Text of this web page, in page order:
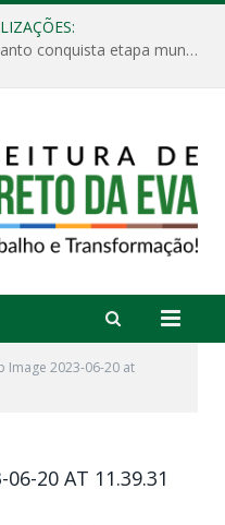
Escola Municipal Divino Espírito Santo conquista etapa municipal da V Feira Amazonense de Matemática
Image 2023-06-20 at
06-20 AT 11.39.31